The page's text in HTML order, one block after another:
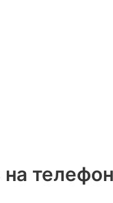
на телефон